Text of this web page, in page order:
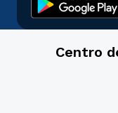
Centro